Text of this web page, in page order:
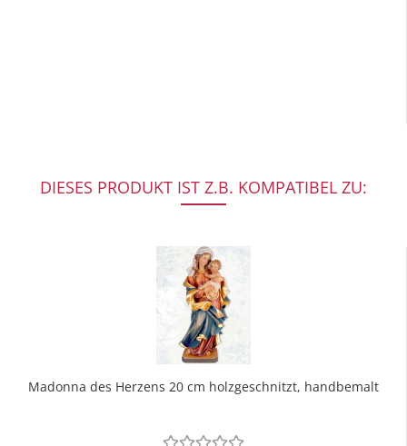
DIESES PRODUKT IST Z.B. KOMPATIBEL ZU:
Madonna des Herzens 20 cm holzgeschnitzt, handbemalt